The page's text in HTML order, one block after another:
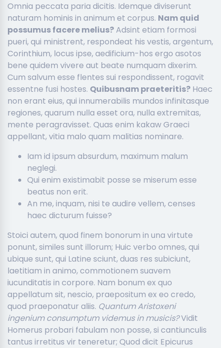
Omnia peccata paria dicitis. Idemque diviserunt
naturam hominis in animum et corpus. Nam quid
possumus facere melius?Adsint etiam formosi
pueri, qui ministrent, respondeat his vestis, argentum,
Corinthium, locus ipse, aedificium-hos ergo asotos
bene quidem vivere aut beate numquam dixerim.
Cum salvum esse flentes sui respondissent, rogavit
essentne fusi hostes. Quibusnam praeteritis? Haec
non erant eius, qui innumerabilis mundos infinitasque
regiones, quarum nulla esset ora, nulla extremitas,
mente peragravisset. Quas enim kakaw Graeci
appellant, vitia malo quam malitias nominare.
Iam id ipsum absurdum, maximum malum
neglegi.
Qui enim existimabit posse se miserum esse
beatus non erit.
An me, inquam, nisi te audire vellem, censes
haec dicturum fuisse?
Stoici autem, quod finem bonorum in una virtute
ponunt, similes sunt illorum; Huic verbo omnes, qui
ubique sunt, qui Latine sciunt, duas res subiciunt,
laetitiam in animo, commotionem suavem
iucunditatis in corpore. Nam bonum ex quo
appellatum sit, nescio, praepositum ex eo credo,
quod praeponatur aliis. Quantum Aristoxeni
ingenium consumptum videmus in musicis?Vidit
Homerus probari fabulam non posse, si cantiunculis
tantus irretitus vir teneretur; Quod dicit Epicurus